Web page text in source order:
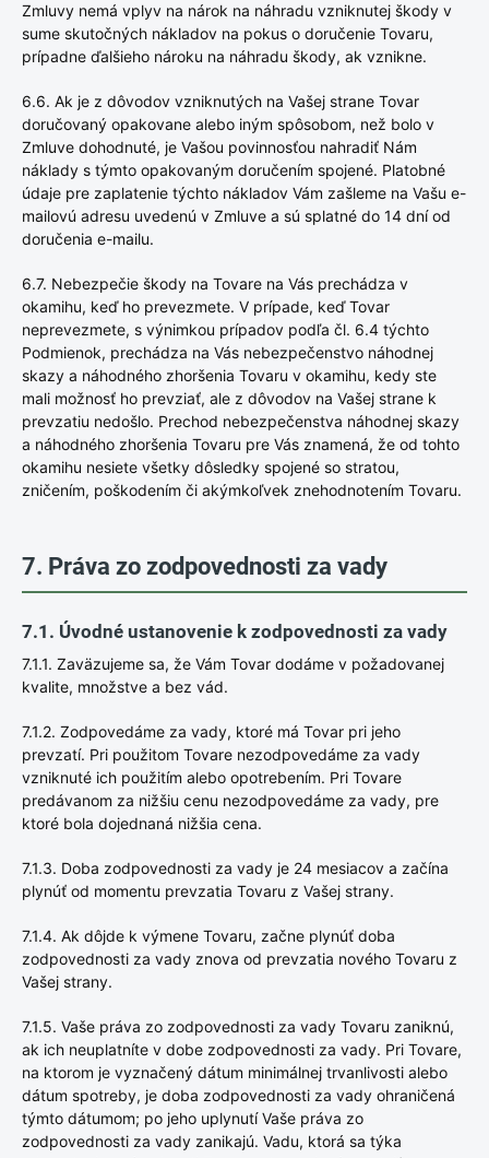
Zmluvy nemá vplyv na nárok na náhradu vzniknutej škody v
sume skutočných nákladov na pokus o doručenie Tovaru,
prípadne ďalšieho nároku na náhradu škody, ak vznikne.
6.6. Ak je z dôvodov vzniknutých na Vašej strane Tovar
doručovaný opakovane alebo iným spôsobom, než bolo v
Zmluve dohodnuté, je Vašou povinnosťou nahradiť Nám
náklady s týmto opakovaným doručením spojené. Platobné
údaje pre zaplatenie týchto nákladov Vám zašleme na Vašu e-
mailovú adresu uvedenú v Zmluve a sú splatné do 14 dní od
doručenia e-mailu.
6.7. Nebezpečie škody na Tovare na Vás prechádza v
okamihu, keď ho prevezmete. V prípade, keď Tovar
neprevezmete, s výnimkou prípadov podľa čl. 6.4 týchto
Podmienok, prechádza na Vás nebezpečenstvo náhodnej
skazy a náhodného zhoršenia Tovaru v okamihu, kedy ste
mali možnosť ho prevziať, ale z dôvodov na Vašej strane k
prevzatiu nedošlo. Prechod nebezpečenstva náhodnej skazy
a náhodného zhoršenia Tovaru pre Vás znamená, že od tohto
okamihu nesiete všetky dôsledky spojené so stratou,
zničením, poškodením či akýmkoľvek znehodnotením Tovaru.
7. Práva zo zodpovednosti za vady
7.1. Úvodné ustanovenie k zodpovednosti za vady
7.1.1. Zaväzujeme sa, že Vám Tovar dodáme v požadovanej
kvalite, množstve a bez vád.
7.1.2. Zodpovedáme za vady, ktoré má Tovar pri jeho
prevzatí. Pri použitom Tovare nezodpovedáme za vady
vzniknuté ich použitím alebo opotrebením. Pri Tovare
predávanom za nižšiu cenu nezodpovedáme za vady, pre
ktoré bola dojednaná nižšia cena.
7.1.3. Doba zodpovednosti za vady je 24 mesiacov a začína
plynúť od momentu prevzatia Tovaru z Vašej strany.
7.1.4. Ak dôjde k výmene Tovaru, začne plynúť doba
zodpovednosti za vady znova od prevzatia nového Tovaru z
Vašej strany.
7.1.5. Vaše práva zo zodpovednosti za vady Tovaru zaniknú,
ak ich neuplatníte v dobe zodpovednosti za vady. Pri Tovare,
na ktorom je vyznačený dátum minimálnej trvanlivosti alebo
dátum spotreby, je doba zodpovednosti za vady ohraničená
týmto dátumom; po jeho uplynutí Vaše práva zo
zodpovednosti za vady zanikajú. Vadu, ktorá sa týka